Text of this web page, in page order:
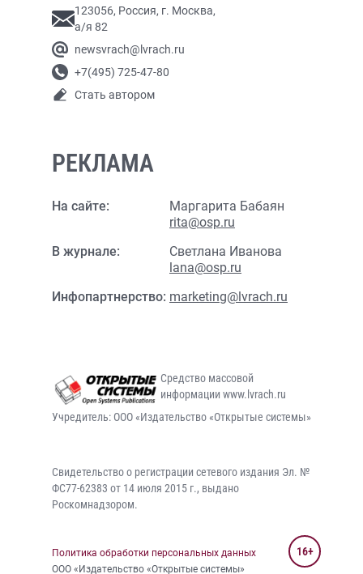
123056, Россия, г. Москва,
а/я 82
newsvrach@lvrach.ru
+7(495) 725-47-80
Стать автором
РЕКЛАМА
На сайте:
Маргарита Бабаян
rita@osp.ru
В журнале:
Светлана Иванова
lana@osp.ru
Инфопартнерство: marketing@lvrach.ru
Средство массовой
информации www.lvrach.ru
Учредитель: ООО «Издательство «Открытые системы»
Свидетельство о регистрации сетевого издания Эл. №
ФС77-62383 от 14 июля 2015 г., выдано
Роскомнадзором.
Политика обработки персональных данных
ООО «Издательство «Открытые системы»
16+